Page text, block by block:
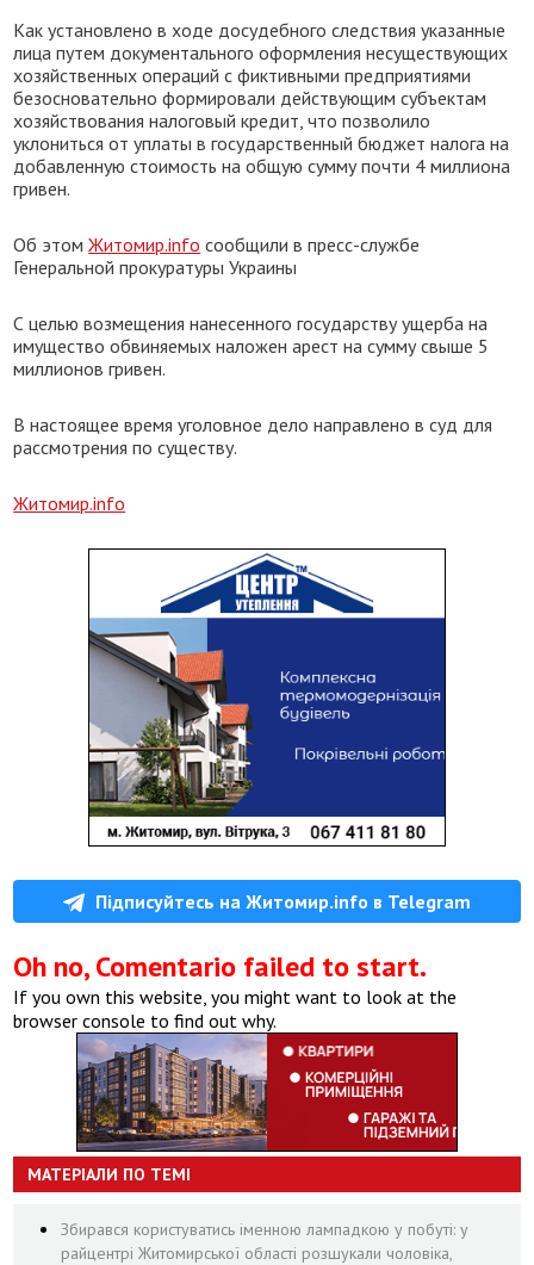
Как установлено в ходе досудебного следствия указанные
лица путем документального оформления несуществующих
хозяйственных операций с фиктивными предприятиями
безосновательно формировали действующим субъектам
хозяйствования налоговый кредит, что позволило
уклониться от уплаты в государственный бюджет налога на
добавленную стоимость на общую сумму почти 4 миллиона
гривен.
Об этомЖитомир.info сообщили в пресс-службе
Генеральной прокуратуры Украины
С целью возмещения нанесенного государству ущерба на
имущество обвиняемых наложен арест на сумму свыше 5
миллионов гривен.
В настоящее время уголовное дело направлено в суд для
рассмотрения по существу.
Житомир.info
Підписуйтесь на Житомир.info в Telegram
Oh no, Comentario failed to start.
If you own this website, you might want to look at the
browser console to find out why.
МАТЕРІАЛИ ПО ТЕМІ
Збирався користуватись іменною лампадкою у побуті: у
райцентрі Житомирської області розшукали чоловіка,